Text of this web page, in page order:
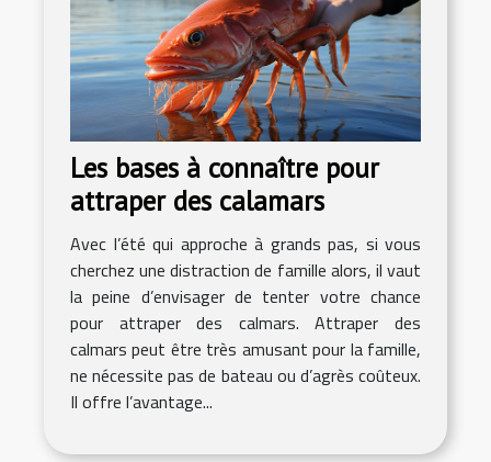
Les bases à connaître pour
attraper des calamars
Avec l’été qui approche à grands pas, si vous
cherchez une distraction de famille alors, il vaut
la peine d’envisager de tenter votre chance
pour attraper des calmars. Attraper des
calmars peut être très amusant pour la famille,
ne nécessite pas de bateau ou d’agrès coûteux.
Il offre l’avantage...